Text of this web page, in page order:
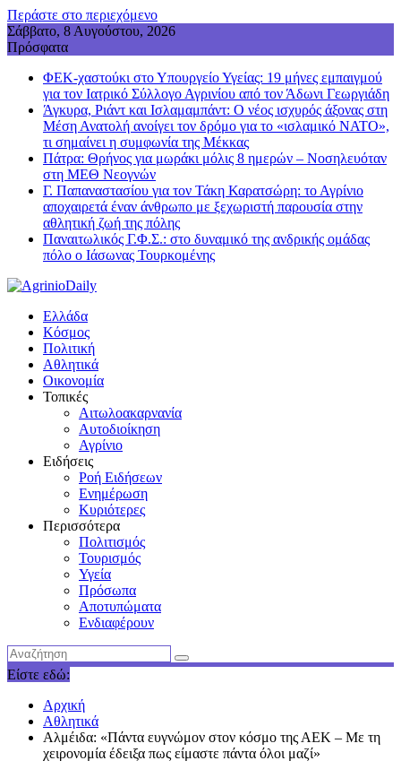
Περάστε στο περιεχόμενο
Σάββατο, 8 Αυγούστου, 2026
Πρόσφατα
ΦΕΚ-χαστούκι στο Υπουργείο Υγείας: 19 μήνες εμπαιγμού
για τον Ιατρικό Σύλλογο Αγρινίου από τον Άδωνι Γεωργιάδη
Άγκυρα, Ριάντ και Ισλαμαμπάντ: Ο νέος ισχυρός άξονας στη
Μέση Ανατολή ανοίγει τον δρόμο για το «ισλαμικό ΝΑΤΟ»,
τι σημαίνει η συμφωνία της Μέκκας
Πάτρα: Θρήνος για μωράκι μόλις 8 ημερών – Νοσηλευόταν
στη ΜΕΘ Νεογνών
Γ. Παπαναστασίου για τον Τάκη Καρατσώρη: το Αγρίνιο
αποχαιρετά έναν άνθρωπο με ξεχωριστή παρουσία στην
αθλητική ζωή της πόλης
Παναιτωλικός Γ.Φ.Σ.: στο δυναμικό της ανδρικής ομάδας
πόλο ο Ιάσωνας Τουρκομένης
Ελλάδα
Κόσμος
Πολιτική
Αθλητικά
Οικονομία
Τοπικές
Αιτωλοακαρνανία
Αυτοδιοίκηση
Αγρίνιο
Ειδήσεις
Ροή Ειδήσεων
Ενημέρωση
Κυριότερες
Περισσότερα
Πολιτισμός
Τουρισμός
Υγεία
Πρόσωπα
Αποτυπώματα
Ενδιαφέρουν
Είστε εδώ:
Αρχική
Αθλητικά
Αλμέιδα: «Πάντα ευγνώμον στον κόσμο της ΑΕΚ – Με τη
χειρονομία έδειξα πως είμαστε πάντα όλοι μαζί»